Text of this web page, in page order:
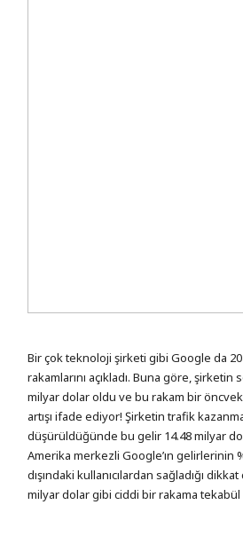
Bir çok teknoloji şirketi gibi Google da
rakamlarını açıkladı. Buna göre,
milyar dolar oldu ve bu rakam bir
artışı ifade ediyor! Şirketin trafik
düşürüldüğünde bu gelir 14.48 milyar
Amerika merkezli Google’ın gelirlerinin
dışındaki kullanıcılardan sağladığı
milyar dolar gibi ciddi bir rakama tekabül